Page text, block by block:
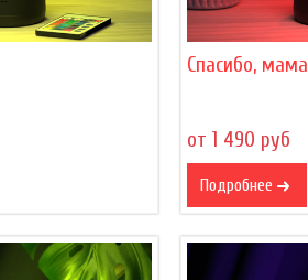
Спасибо,
от 1 490 руб
Подробнее